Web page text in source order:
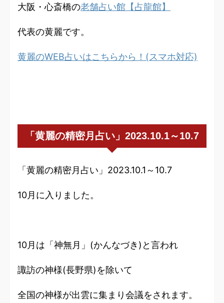
大阪・心斎橋の老舗占い館【占龍館】
代表の黄麗です。
黄麗のWEB占いはこちらから！(スマホ対応)
「黄麗の精密月占い」2023.10.1～10.7
「黄麗の精密月占い」2023.10.1～10.7
10月に入りました。
10月は「神無月」(かんなづき)と言われ
諏訪の神様(長野県)を除いて
全国の神様が出雲に集まり会議をされます。